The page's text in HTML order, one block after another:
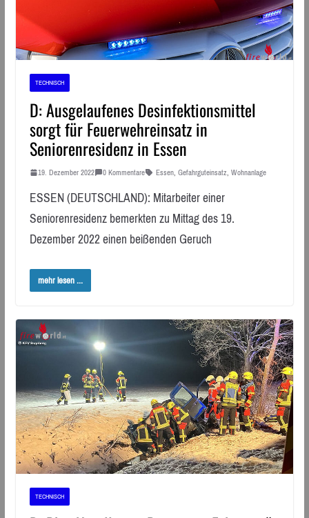
TECHNISCH
D: Ausgelaufenes Desinfektionsmittel
sorgt für Feuerwehreinsatz in
Seniorenresidenz in Essen
19. Dezember 2022 0 Kommentare Essen, Gefahrguteinsatz, Wohnanlage
ESSEN (DEUTSCHLAND): Mitarbeiter einer
Seniorenresidenz bemerkten zu Mittag des 19.
Dezember 2022 einen beißenden Geruch
mehr lesen ...
TECHNISCH